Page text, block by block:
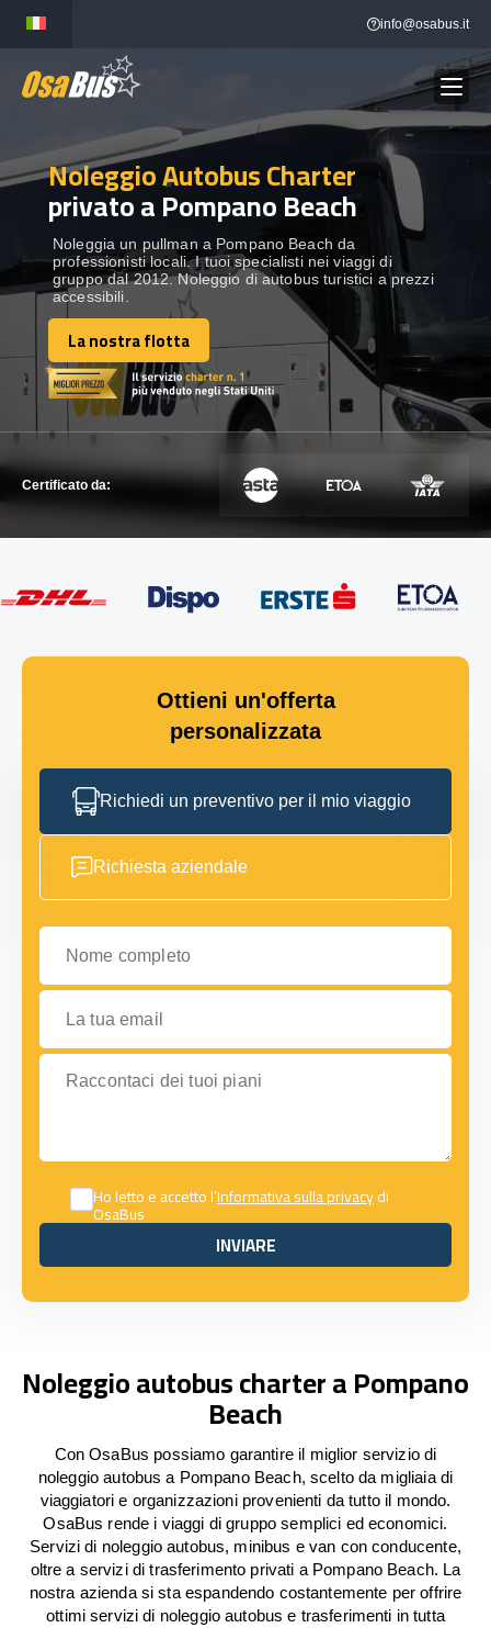
content
info@osabus.it
NOLEGGIO AUTOBUS Show dropdown
DESTINAZIONI Show dropdown
FLOTTA
METTITI IN CONTATTO
METTITI IN CONTATTO
Noleggio Autobus Charter
privato a Pompano Beach
Noleggia un pullman a Pompano Beach da
professionisti locali. I tuoi specialisti nei viaggi di
gruppo dal 2012. Noleggio di autobus turistici a prezzi
accessibili.
La nostra flotta
La nostra flotta
Certificato da:
Ottieni un'offerta
personalizzata
Richiedi un preventivo per il mio viaggio
Richiesta aziendale
Nome completo
La tua email
Raccontaci dei tuoi piani
Ho letto e accetto l’Informativa sulla privacydi
OsaBus
INVIARE
INVIARE
Noleggio autobus charter a Pompano
Beach
Con OsaBus possiamo garantire il miglior servizio di
noleggio autobus a Pompano Beach, scelto da migliaia di
viaggiatori e organizzazioni provenienti da tutto il mondo.
OsaBus rende i viaggi di gruppo semplici ed economici.
Servizi di noleggio autobus, minibus e van con conducente,
oltre a servizi di trasferimento privati a Pompano Beach. La
nostra azienda si sta espandendo costantemente per offrire
ottimi servizi di noleggio autobus e trasferimenti in tutta